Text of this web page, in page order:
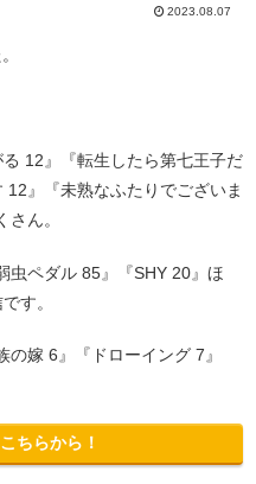
2023.08.07
12』『転生したら第七王子だ
』『未熟なふたりでございま
ん。
虫ペダル 85』『SHY 20』ほ
す。
の嫁 6』『ドローイング 7』
ちらから！